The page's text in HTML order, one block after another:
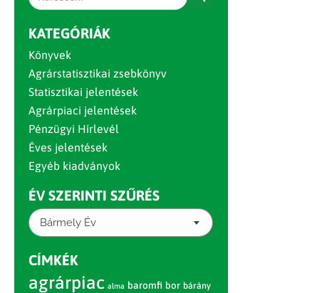
KATEGÓRIÁK
Könyvek
Agrárstatisztikai zsebkönyv
Statisztikai jelentések
Agrárpiaci jelentések
Pénzügyi Hírlevél
Éves jelentések
Egyéb kiadványok
ÉV SZERINTI SZŰRÉS
Bármely Év
CÍMKÉK
agrárpiac alma baromfi bor bárány